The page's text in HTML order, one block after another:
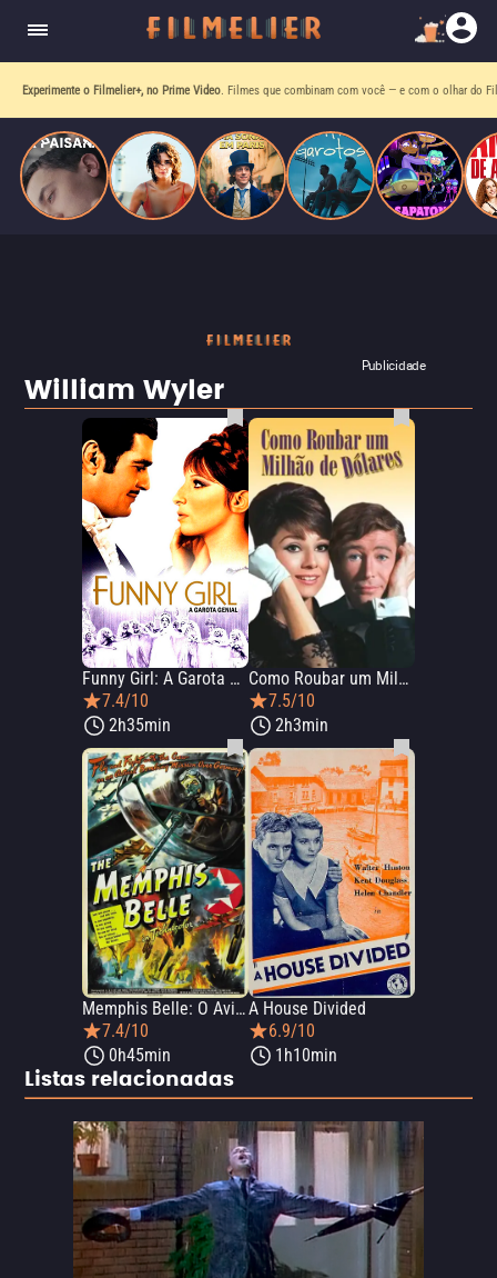
Experimente o Filmelier+, no Prime Video . Filmes que combinam com você — e com o olhar do
Publicidade
William Wyler
Funny Girl: A Garota Genial
7.4/10
2h35min
Como Roubar um Milhão de Dólares
7.5/10
2h3min
Memphis Belle: O Avião Inabalável
7.4/10
0h45min
A House Divided
6.9/10
1h10min
Listas relacionadas
quando se apaixona por um de seus alvos.